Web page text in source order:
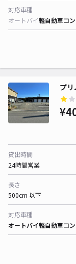
対応車種
オートバイ軽自動車コ
プ
貸出時間
24時間営業
長さ
500cm 以下
対応車種
オートバイ軽自動車コ